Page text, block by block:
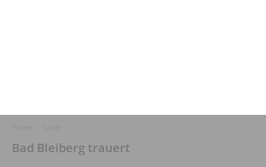
Bad Bleiberg trauert